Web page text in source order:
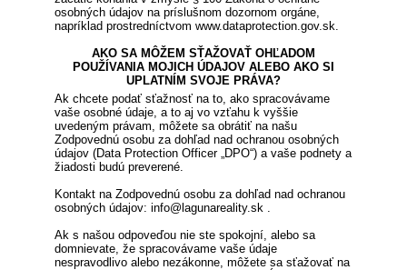
osobných údajov na príslušnom dozornom orgáne,
napríklad prostredníctvom www.dataprotection.gov.sk.
AKO SA MÔŽEM SŤAŽOVAŤ OHĽADOM
POUŽÍVANIA MOJICH ÚDAJOV ALEBO AKO SI
UPLATNÍM SVOJE PRÁVA?
Ak chcete podať sťažnosť na to, ako spracovávame
vaše osobné údaje, a to aj vo vzťahu k vyššie
uvedeným právam, môžete sa obrátiť na našu
Zodpovednú osobu za dohľad nad ochranou osobných
údajov (Data Protection Officer „DPO“) a vaše podnety a
žiadosti budú preverené.
Kontakt na Zodpovednú osobu za dohľad nad ochranou
osobných údajov: info@lagunareality.sk .
Ak s našou odpoveďou nie ste spokojní, alebo sa
domnievate, že spracovávame vaše údaje
nespravodlivo alebo nezákonne, môžete sa sťažovať na